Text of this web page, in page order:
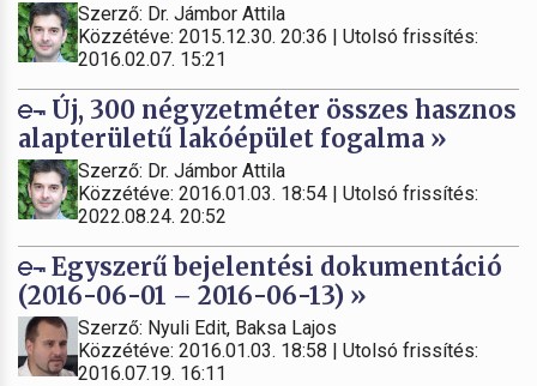
Szerző: Dr. Jámbor Attila
Közzétéve: 2015.12.30. 20:36 | Utolsó frissítés:
2016.02.07. 15:21
Új, 300 négyzetméter összes hasznos
alapterületű lakóépület fogalma »
Szerző: Dr. Jámbor Attila
Közzétéve: 2016.01.03. 18:54 | Utolsó frissítés:
2022.08.24. 20:52
Egyszerű bejelentési dokumentáció
(2016-06-01 – 2016-06-13) »
Szerző: Nyuli Edit, Baksa Lajos
Közzétéve: 2016.01.03. 18:58 | Utolsó frissítés:
2016.07.19. 16:11